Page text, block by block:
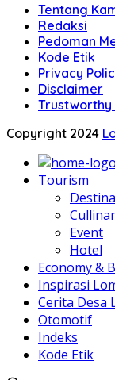
Tentang
Redaksi
Pedoman
Kode Etik
Privacy
Disclaimer
Trustworthy
Copyright 2024
Tourism
Event
Hotel
Economy &
Inspirasi
Cerita Desa
Otomotif
Indeks
Kode Etik